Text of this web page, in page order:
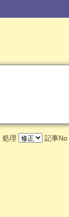
処理 記事No